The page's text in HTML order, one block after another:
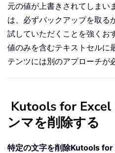
元の値が上書きされてしまい
は、必ずバックアップを取る
試していただくことを強くお
値のみを含むテキストセルに
テンツには別のアプローチが
Kutools for
ンマを削除する
特定の文字を削除Kutools for